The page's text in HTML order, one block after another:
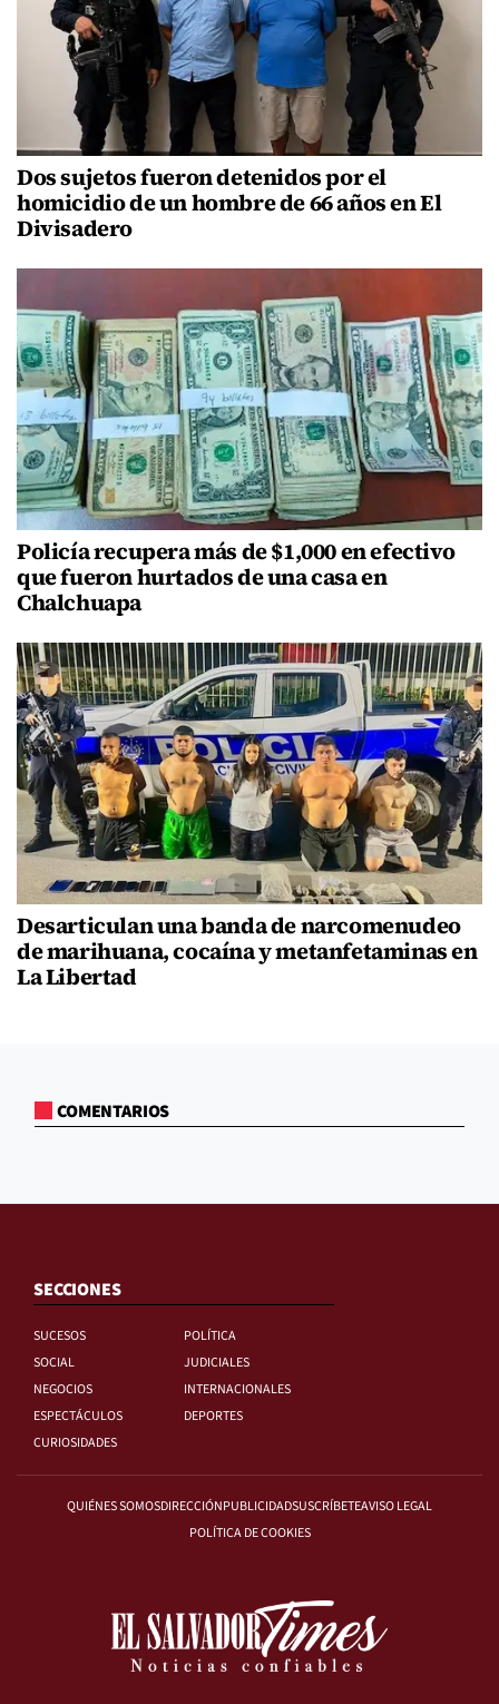
Dos sujetos fueron detenidos por el
homicidio de un hombre de 66 años en El
Divisadero
Policía recupera más de $1,000 en efectivo
que fueron hurtados de una casa en
Chalchuapa
Desarticulan una banda de narcomenudeo
de marihuana, cocaína y metanfetaminas en
La Libertad
COMENTARIOS
SECCIONES
SUCESOS
POLÍTICA
SOCIAL
JUDICIALES
NEGOCIOS
INTERNACIONALES
ESPECTÁCULOS
DEPORTES
CURIOSIDADES
QUIÉNES SOMOSDIRECCIÓNPUBLICIDADSUSCRÍBETEAVISO LEGAL
POLÍTICA DE COOKIES